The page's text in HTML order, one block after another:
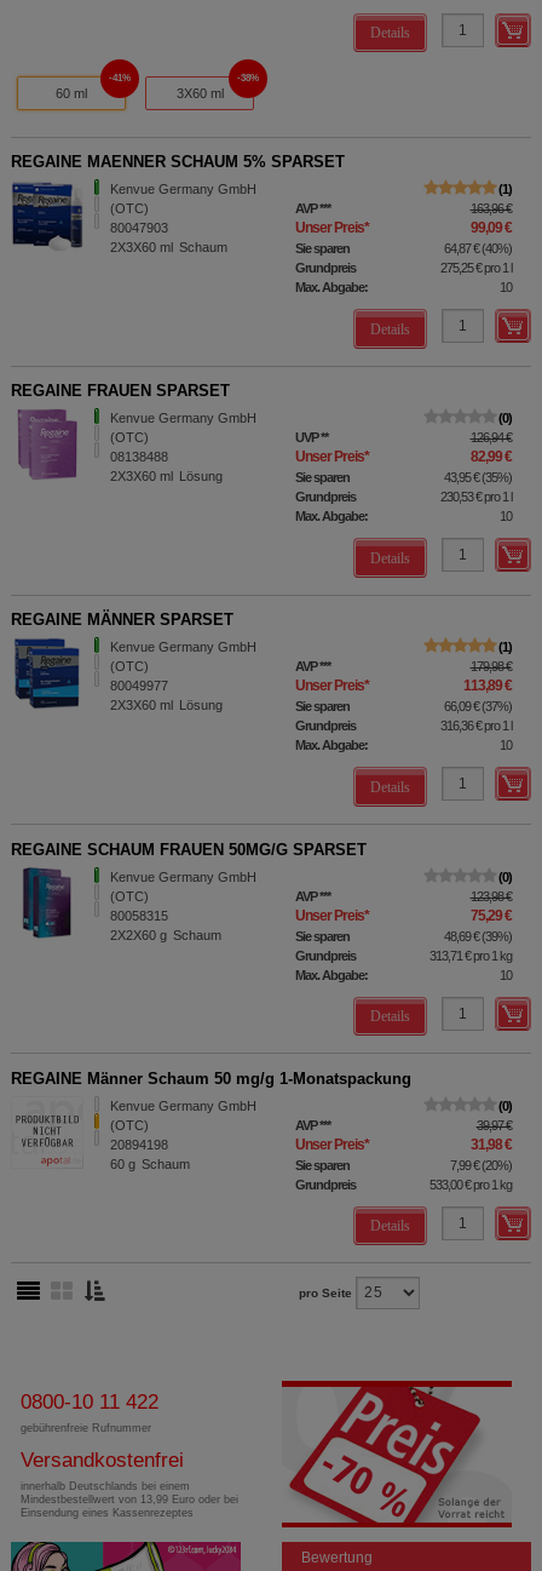
Details
60 ml
41%
3X60 ml
38%
REGAINE MAENNER SCHAUM 5% SPARSET
Kenvue Germany GmbH
(OTC)
80047903
2X3X60 ml Schaum
1
AVP*** 163,96 €
Unser Preis* 99,09 €
Sie sparen 64,87 €(40%)
Grundpreis
275,25 €pro 1 l
Max. Abgabe:
10
Details
REGAINE FRAUEN SPARSET
Kenvue Germany GmbH
(OTC)
08138488
2X3X60 ml Lösung
0
UVP** 126,94 €
Unser Preis* 82,99 €
Sie sparen 43,95 €(35%)
Grundpreis
230,53 €pro 1 l
Max. Abgabe:
10
Details
REGAINE MÄNNER SPARSET
Kenvue Germany GmbH
(OTC)
80049977
2X3X60 ml Lösung
1
AVP*** 179,98 €
Unser Preis* 113,89 €
Sie sparen 66,09 €(37%)
Grundpreis
316,36 €pro 1 l
Max. Abgabe:
10
Details
REGAINE SCHAUM FRAUEN 50MG/G SPARSET
Kenvue Germany GmbH
(OTC)
80058315
2X2X60 g Schaum
0
AVP*** 123,98 €
Unser Preis* 75,29 €
Sie sparen 48,69 €(39%)
Grundpreis
313,71 €pro 1 kg
Max. Abgabe:
10
Details
REGAINE Männer Schaum 50 mg/g 1-Monatspackung
Kenvue Germany GmbH
(OTC)
20894198
60 g Schaum
0
AVP*** 39,97 €
Unser Preis* 31,98 €
Sie sparen 7,99 €(20%)
Grundpreis
533,00 €pro 1 kg
Details
pro Seite
0800-10 11 422
gebührenfreie Rufnummer
Versandkostenfrei
innerhalb Deutschlands bei einem
Mindestbestellwert von 13,99 Euro oder bei
Einsendung eines Kassenrezeptes
Bewertung